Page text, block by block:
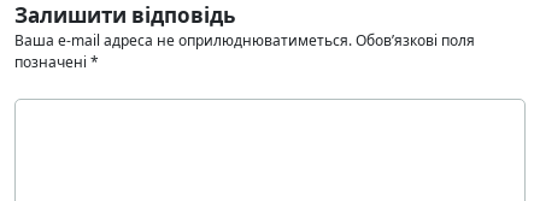
Залишити відповідь
Ваша e-mail адреса не оприлюднюватиметься.Обов’язкові поля
позначені *